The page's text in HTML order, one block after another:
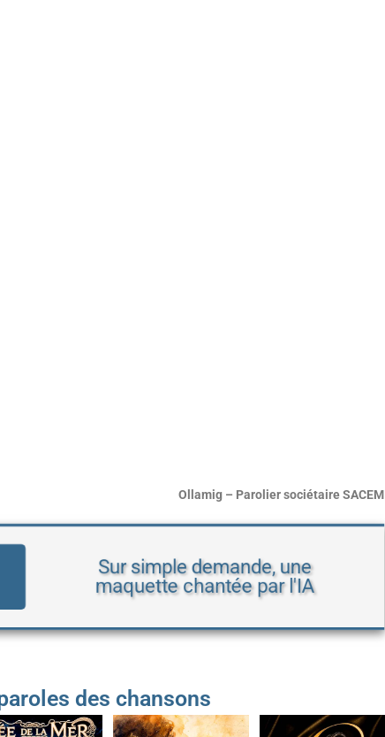
Ollamig – Parolier sociétaire SACEM
Sur simple demande, une
maquette chantée par l'IA
des chansons